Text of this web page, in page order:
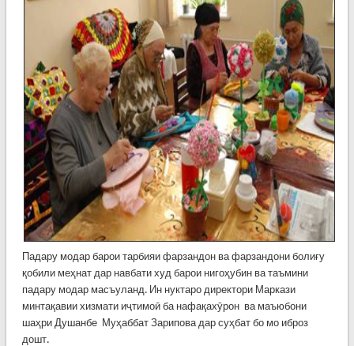
Падару модар барои тарбияи фарзандон ва фарзандони болиғу
қобили меҳнат дар навбати худ барои нигоҳубин ва таъмини
падару модар масъуланд. Ин нуктаро директори Маркази
минтақавии хизмати иҷтимоӣ ба нафақахӯрон ва маъюбони
шаҳри Душанбе Муҳаббат Зарипова дар суҳбат бо мо иброз
дошт.